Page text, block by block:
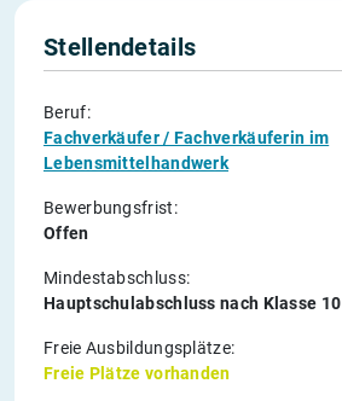
Stellendetails
Beruf:
Fachverkäufer / Fachverkäuferin im
Lebensmittelhandwerk
Bewerbungsfrist:
Offen
Mindestabschluss:
Hauptschulabschluss nach Klasse 10
Freie Ausbildungsplätze:
Freie Plätze vorhanden